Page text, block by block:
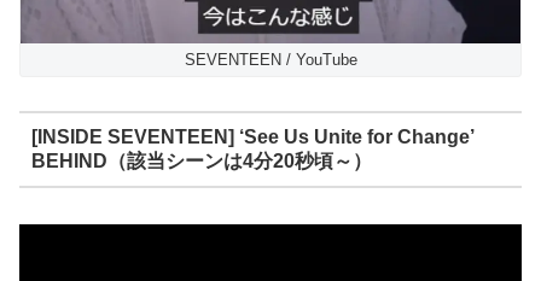
SEVENTEEN / YouTube
[INSIDE SEVENTEEN] ‘See Us Unite for Change’
BEHIND（該当シーンは4分20秒頃～）